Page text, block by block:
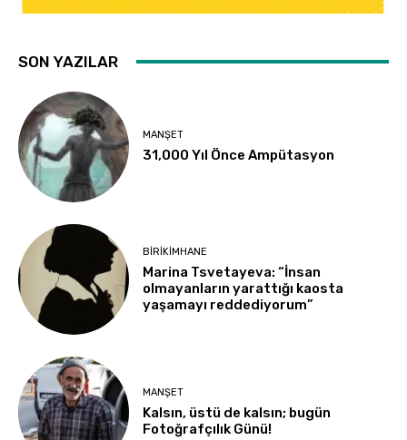
SON YAZILAR
MANŞET
31,000 Yıl Önce Ampütasyon
BIRIKIMHANE
Marina Tsvetayeva: “İnsan
olmayanların yarattığı kaosta
yaşamayı reddediyorum”
MANŞET
Kalsın, üstü de kalsın; bugün
Fotoğrafçılık Günü!